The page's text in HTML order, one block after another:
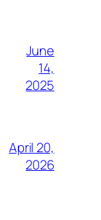
June
14,
2025
April 20,
2026